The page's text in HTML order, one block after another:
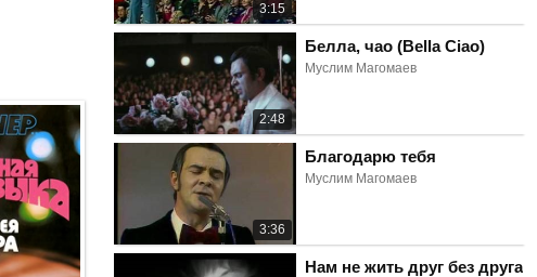
3:15
2:48
Белла, чао (Bella Ciao)
Муслим Магомаев
3:36
Благодарю тебя
Муслим Магомаев
Нам не жить друг без друга